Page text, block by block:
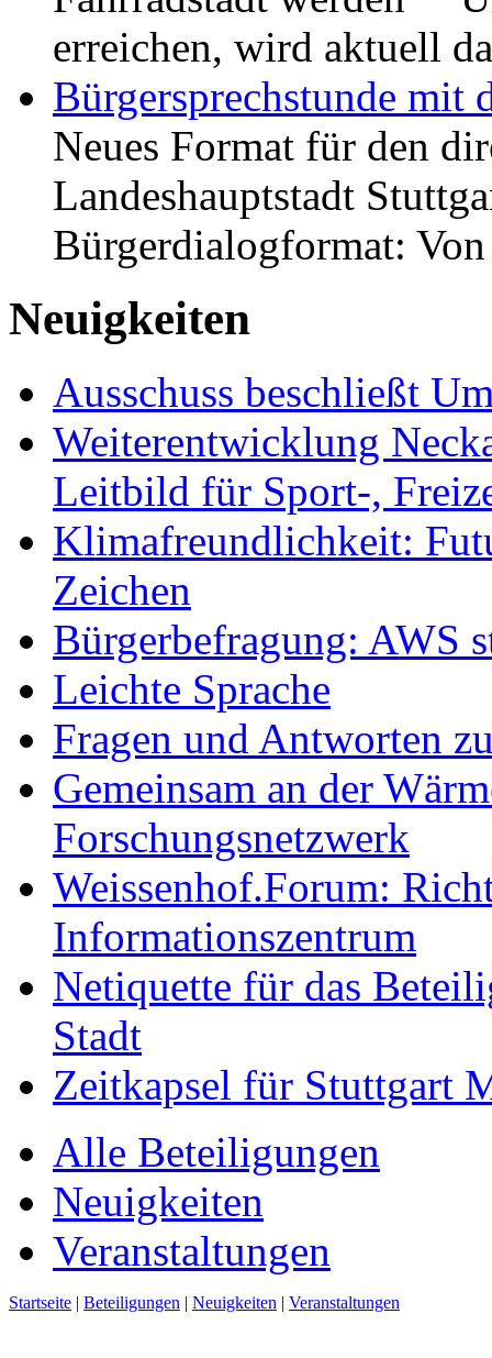
erreichen, wird aktuell
Bürgersprechstunde mit
Neues Format für den
Landeshauptstadt
Bürgerdialogformat:
Neuigkeiten
Ausschuss beschließt
Weiterentwicklung
Leitbild für Sport-,
Klimafreundlichkeit:
Zeichen
Bürgerbefragung: AWS
Leichte Sprache
Fragen und Antworten
Gemeinsam an der
Forschungsnetzwerk
Weissenhof.Forum:
Informationszentrum
Netiquette für das
Stadt
Zeitkapsel für Stuttgart
Alle Beteiligungen
Neuigkeiten
Veranstaltungen
Startseite | Beteiligungen | Neuigkeiten | Veranstaltungen